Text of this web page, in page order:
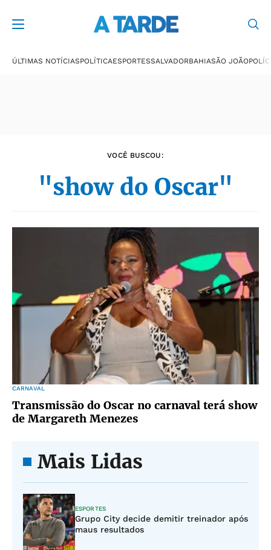
ÚLTIMAS NOTÍCIASPOLÍTICAESPORTESSALVADORBAHIASÃO JOÃO
VOCÊ BUSCOU:
"show do Oscar"
CARNAVAL
Transmissão do Oscar no carnaval terá show
de Margareth Menezes
Mais Lidas
ESPORTES
Grupo City decide demitir treinador após
maus resultados